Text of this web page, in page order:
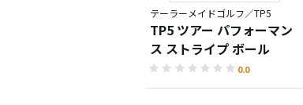
テーラーメイドゴルフ／TP5
TP5 ツアー パフォーマン
ス ストライプ ボール
0.0